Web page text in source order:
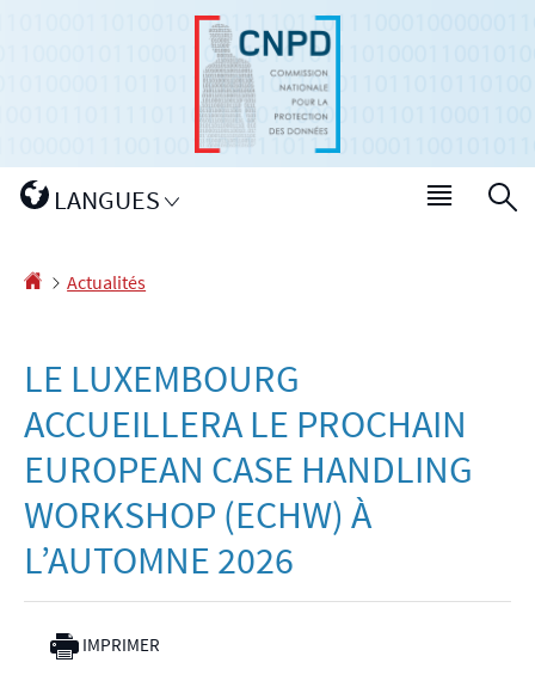
Changer
LANGUES
Menu
Accueil
Actualités
LE LUXEMBOURG
ACCUEILLERA LE PROCHAIN
EUROPEAN CASE HANDLING
WORKSHOP (ECHW) À
L’AUTOMNE 2026
IMPRIMER